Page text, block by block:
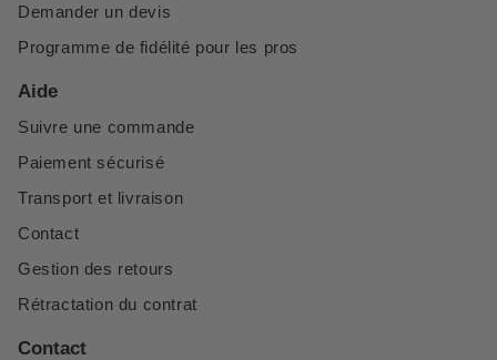
Demander un devis
Programme de fidélité pour les pros
Aide
Suivre une commande
Paiement sécurisé
Transport et livraison
Contact
Gestion des retours
Rétractation du contrat
Contact